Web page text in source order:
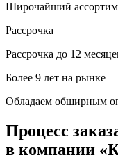
Широчайший
Рассрочка
Рассрочка до 12
Более 9 лет на рынке
Обладаем обширным
Процесс
в компании